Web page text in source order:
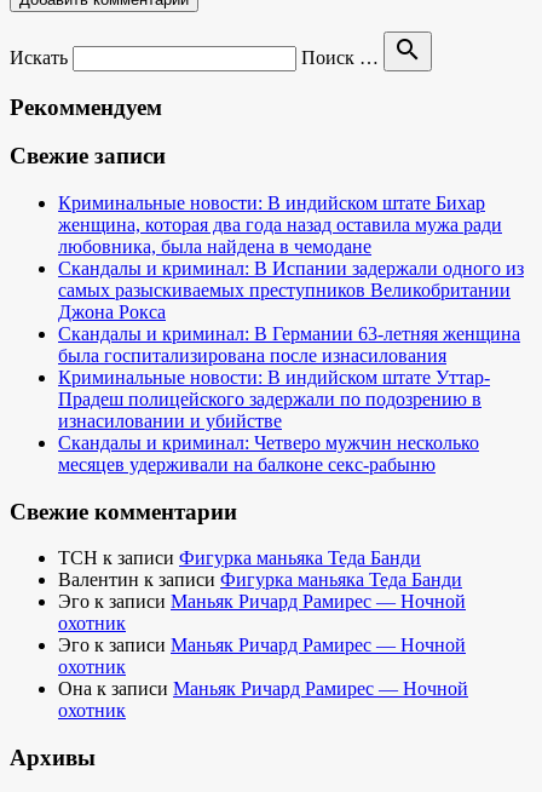
Искать Поиск … search
Рекоммендуем
Свежие записи
Криминальные новости: В индийском штате Бихар
женщина, которая два года назад оставила мужа ради
любовника, была найдена в чемодане
Скандалы и криминал: В Испании задержали одного из
самых разыскиваемых преступников Великобритании
Джона Рокса
Скандалы и криминал: В Германии 63-летняя женщина
была госпитализирована после изнасилования
Криминальные новости: В индийском штате Уттар-
Прадеш полицейского задержали по подозрению в
изнасиловании и убийстве
Скандалы и криминал: Четверо мужчин несколько
месяцев удерживали на балконе секс-рабыню
Свежие комментарии
TCH к записи Фигурка маньяка Теда Банди
Валентин к записи Фигурка маньяка Теда Банди
Эго к записи Маньяк Ричард Рамирес — Ночной
охотник
Эго к записи Маньяк Ричард Рамирес — Ночной
охотник
Она к записи Маньяк Ричард Рамирес — Ночной
охотник
Архивы